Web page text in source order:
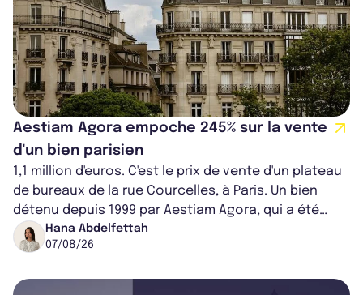
Aestiam Agora empoche 245% sur la vente
d'un bien parisien
1,1 million d'euros. C'est le prix de vente d'un plateau
de bureaux de la rue Courcelles, à Paris. Un bien
détenu depuis 1999 par Aestiam Agora, qui a été
cédé avec une plus-value...
Hana Abdelfettah
07/08/26